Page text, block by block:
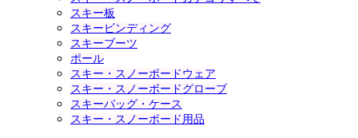
スキー板
スキービンディング
スキーブーツ
ポール
スキー・スノーボードウェア
スキー・スノーボードグローブ
スキーバッグ・ケース
スキー・スノーボード用品